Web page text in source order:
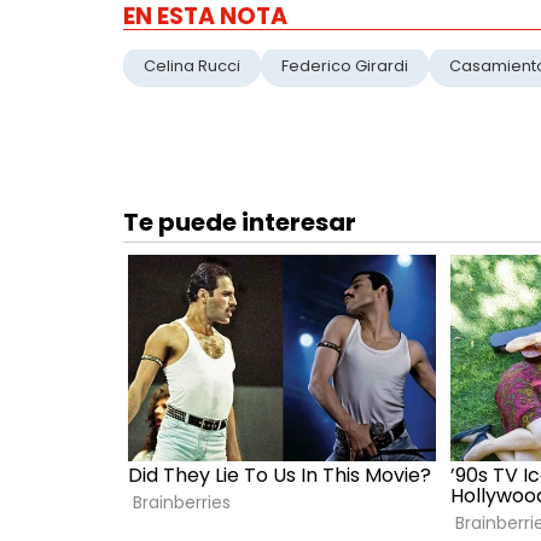
EN ESTA NOTA
Celina Rucci Federico Girardi